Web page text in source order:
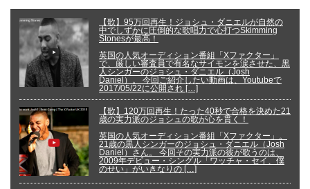
【歌】95万回再生！ジョシュ・ダニエルが自然の
中でしずかに圧倒的な歌唱力で心打つSkimming
Stonesが最高！
英国の人気オーディション番組「Xファクター」
で、厳しい審査員で有名なサイモンを涙させた、黒
人シンガーのジョシュ・ダニエル（Josh
Daniel）。 今回ご紹介したい動画は、Youtubeで
2017/05/22に公開され […]
【歌】120万回再生！たった40秒で合格を決めた21
歳の実力派のジョシュの歌が心を貫く！
英国の人気オーディション番組「Xファクター」。
21歳の黒人シンガーのジョシュ・ダニエル（Josh
Daniel）さん。 今回その実力派の彼が歌うのは、
2009年デビュー・シングル「ワッチャ・セイ、僕
のせい」がいきなりの […]